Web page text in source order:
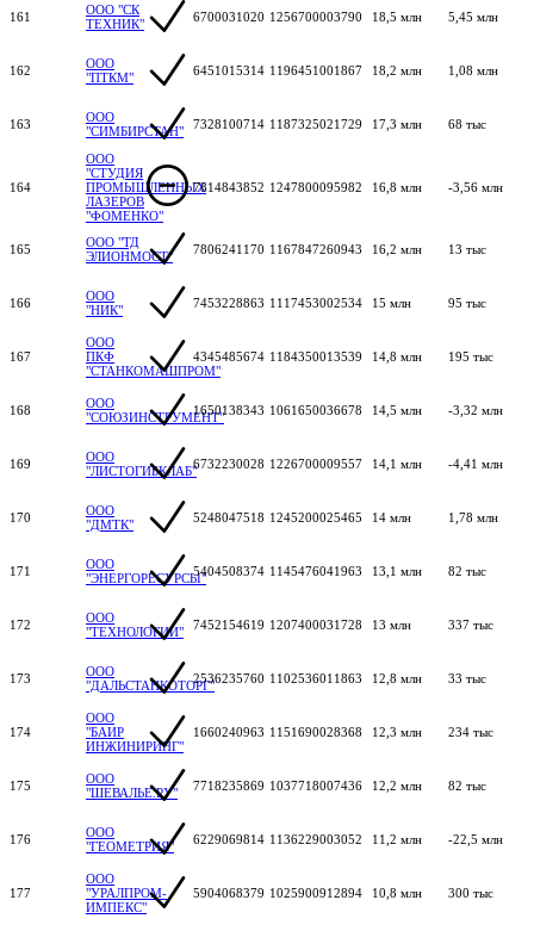
161
ООО "СК
ТЕХНИК"
6700031020 1256700003790 18,5 млн 5,45 млн
162
ООО
"ПТКМ"
6451015314 1196451001867 18,2 млн 1,08 млн
163
ООО
"СИМБИРСТАН"
7328100714 1187325021729 17,3 млн 68 тыс
164
ООО
"СТУДИЯ
ПРОМЫШЛЕННЫХ
ЛАЗЕРОВ
"ФОМЕНКО"
7814843852 1247800095982 16,8 млн -3,56 млн
165
ООО "ТД
ЭЛИОНМОСТ"
7806241170 1167847260943 16,2 млн 13 тыс
166
ООО
"НИК"
7453228863 1117453002534 15 млн 95 тыс
167
ООО
ПКФ
"СТАНКОМАШПРОМ"
4345485674 1184350013539 14,8 млн 195 тыс
168
ООО
"СОЮЗИНСТРУМЕНТ"1650138343 1061650036678 14,5 млн -3,32 млн
169
ООО
"ЛИСТОГИБКЛАБ"6732230028 1226700009557 14,1 млн -4,41 млн
170
ООО
"ДМТК"
5248047518 1245200025465 14 млн 1,78 млн
171
ООО
"ЭНЕРГОРЕСУРСЫ"5404508374 1145476041963 13,1 млн 82 тыс
172
ООО
"ТЕХНОЛОГИИ"
7452154619 1207400031728 13 млн 337 тыс
173
ООО
"ДАЛЬСТАНКОТОРГ"2536235760 1102536011863 12,8 млн 33 тыс
174
ООО
"БАИР
ИНЖИНИРИНГ"
1660240963 1151690028368 12,3 млн 234 тыс
175
ООО
"ШЕВАЛЬЕ.РУ"
7718235869 1037718007436 12,2 млн 82 тыс
176
ООО
"ГЕОМЕТРИЯ"
6229069814 1136229003052 11,2 млн -22,5 млн
177
ООО
"УРАЛПРОМ-
ИМПЕКС"
5904068379 1025900912894 10,8 млн 300 тыс